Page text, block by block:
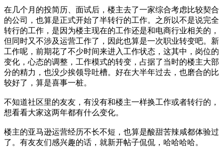
在几个月的投简历、面试后，楼主去了一家综合考虑比较契合
的公司，也算是正式开始了半转行的工作。之所以不是说完全
转行的工作，是因为楼主现在的工作还是和电商行业相关的，
但同时又不涉及运营工作了，因此也算是一次职业转变吧。新
工作呢，前期花了不少时间来进入工作状态，这其中，岗位的
变化，心态的调整，工作模式的转变，占据了当时的楼主大部
分的精力，也没少挨领导吐槽。好在大半年过去，也磨合的比
较好了，算是喜事一桩。
不知道社区里的友友，有没有和楼主一样换工作或者转行的，
想看看大家这两年都有什么变化。
楼主的亚马逊运营经历不长不短，也算是酸甜苦辣咸都体验过
了。有友友们感兴趣的话，就新开帖子侃侃，哈哈哈哈。